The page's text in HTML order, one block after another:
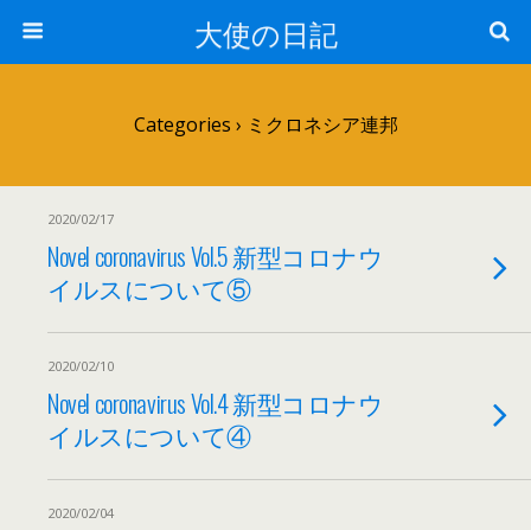
大使の日記
Categories › ミクロネシア連邦
2020/02/17
Novel coronavirus Vol.5 新型コロナウ
イルスについて⑤
2020/02/10
Novel coronavirus Vol.4 新型コロナウ
イルスについて④
2020/02/04